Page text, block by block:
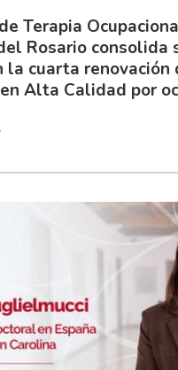
Terapia
Rosario consolida
la cuarta renovación
Alta Calidad por